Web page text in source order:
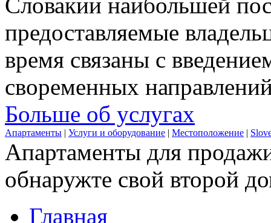
предоставляемые
время связаны с
своременных
Больше об услугах
Апартаменты | Услуги и оборудование | Местоположение |
Апартаменты для
обнаружте свой второй
Главная